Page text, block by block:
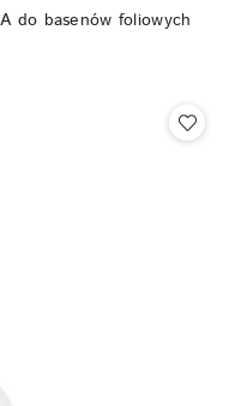
do basenów foliowych